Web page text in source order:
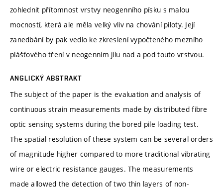
zohlednit přítomnost vrstvy neogenního písku s malou
mocností, která ale měla velký vliv na chování piloty. Její
zanedbání by pak vedlo ke zkreslení vypočteného mezního
plášťového tření v neogenním jílu nad a pod touto vrstvou.
ANGLICKÝ ABSTRAKT
The subject of the paper is the evaluation and analysis of
continuous strain measurements made by distributed fibre
optic sensing systems during the bored pile loading test.
The spatial resolution of these system can be several orders
of magnitude higher compared to more traditional vibrating
wire or electric resistance gauges. The measurements
made allowed the detection of two thin layers of non-